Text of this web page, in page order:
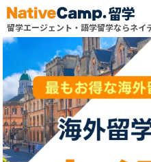
留学エージェント・語学留学ならネイ